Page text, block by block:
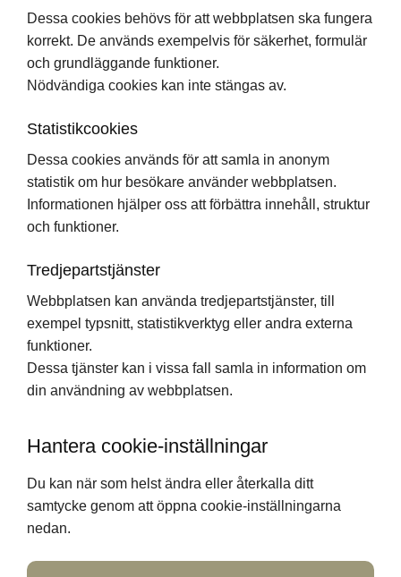
Dessa cookies behövs för att webbplatsen ska fungera
korrekt. De används exempelvis för säkerhet, formulär
och grundläggande funktioner.
Nödvändiga cookies kan inte stängas av.
Statistikcookies
Dessa cookies används för att samla in anonym
statistik om hur besökare använder webbplatsen.
Informationen hjälper oss att förbättra innehåll, struktur
och funktioner.
Tredjepartstjänster
Webbplatsen kan använda tredjepartstjänster, till
exempel typsnitt, statistikverktyg eller andra externa
funktioner.
Dessa tjänster kan i vissa fall samla in information om
din användning av webbplatsen.
Hantera cookie-inställningar
Du kan när som helst ändra eller återkalla ditt
samtycke genom att öppna cookie-inställningarna
nedan.